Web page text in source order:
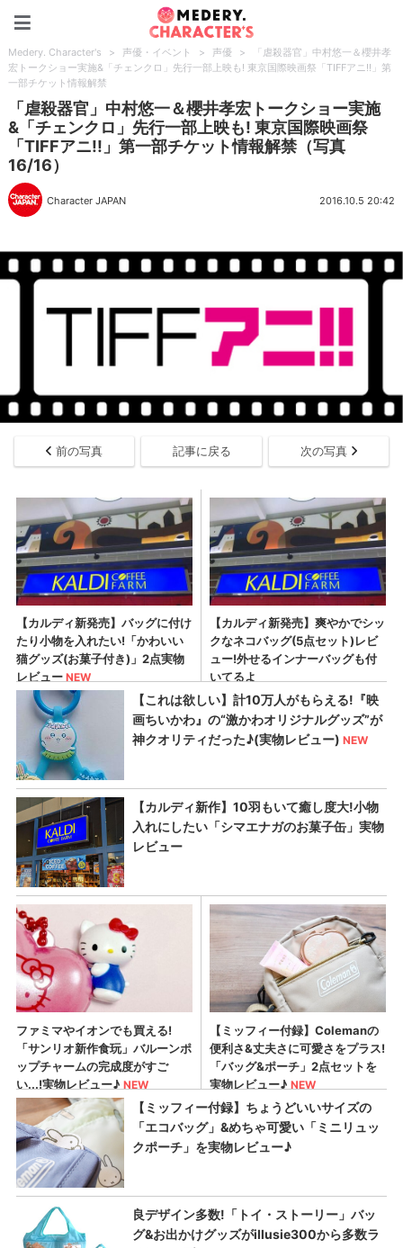
Medery. Character's > 声優・イベント > 声優 >
「虐殺器官」中村悠一＆櫻井孝
宏トークショー実施&「チェンクロ」先行一部上映も! 東京国際映画祭「TIFFアニ!!」第
一部チケット情報解禁
「虐殺器官」中村悠一＆櫻井孝宏トークショー実施
&「チェンクロ」先行一部上映も! 東京国際映画祭
「TIFFアニ!!」第一部チケット情報解禁（写真
16/16）
Character JAPAN 2016.10.5 20:42
前の写真 記事に戻る 次の写真